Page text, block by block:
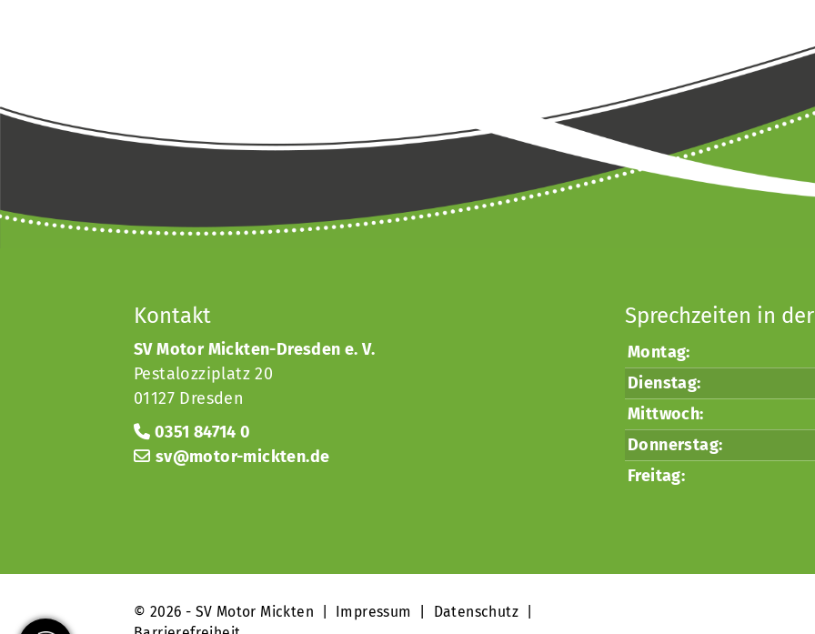
Kontakt
SV Motor Mickten-Dresden e. V.
Pestalozziplatz 20
01127 Dresden
0351 84714 0
sv@motor-mickten.de
Sprechzeiten in
Montag:
Dienstag:
Mittwoch:
Donnerstag:
Freitag:
© 2026 - SV Motor Mickten | Impressum Datenschutz